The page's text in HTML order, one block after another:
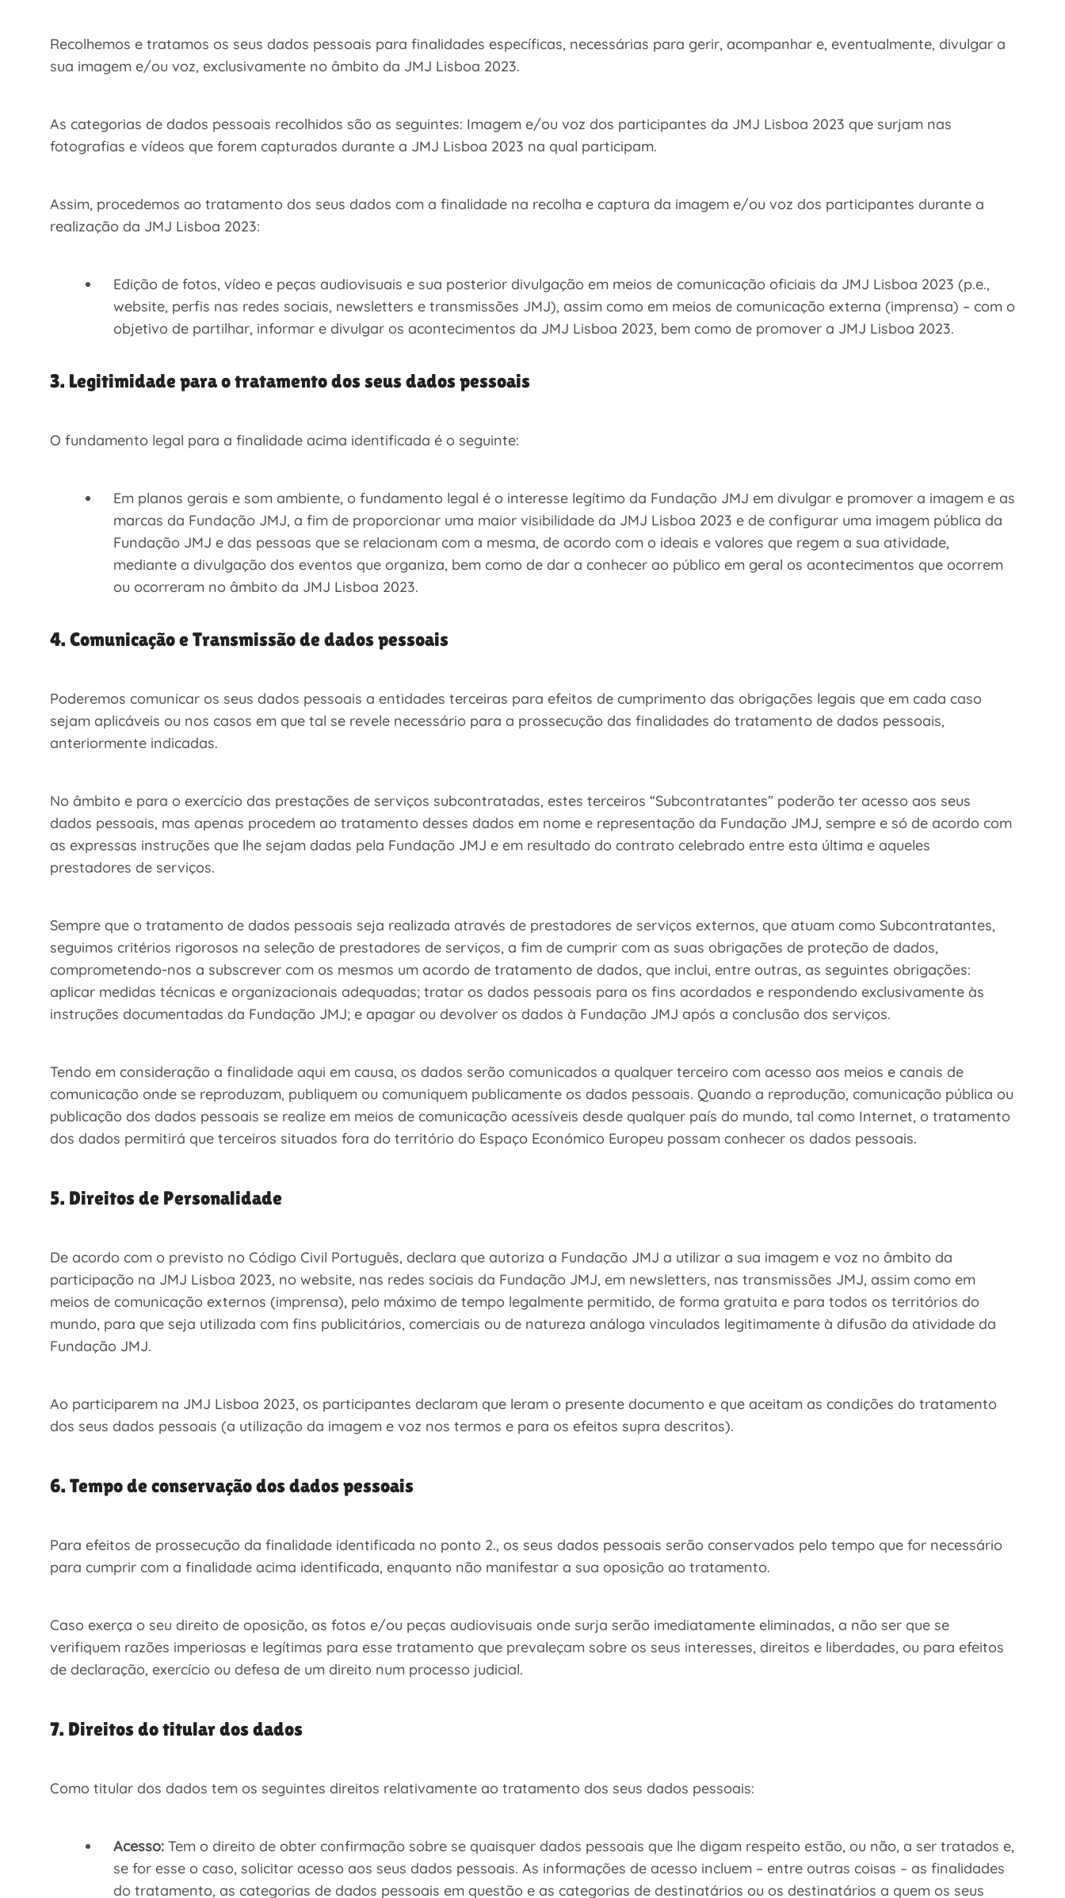
Recolhemos e tratamos os seus dados pessoais para finalidades específicas, necessárias para gerir, acompanhar e, eventualmente, divulgar a
sua imagem e/ou voz, exclusivamente no âmbito da JMJ Lisboa 2023.
As categorias de dados pessoais recolhidos são as seguintes: Imagem e/ou voz dos participantes da JMJ Lisboa 2023 que surjam nas
fotografias e vídeos que forem capturados durante a JMJ Lisboa 2023 na qual participam.
Assim, procedemos ao tratamento dos seus dados com a finalidade na recolha e captura da imagem e/ou voz dos participantes durante a
realização da JMJ Lisboa 2023:
Edição de fotos, vídeo e peças audiovisuais e sua posterior divulgação em meios de comunicação oficiais da JMJ Lisboa 2023 (p.e.,
website, perfis nas redes sociais, newsletters e transmissões JMJ), assim como em meios de comunicação externa (imprensa) – com o
objetivo de partilhar, informar e divulgar os acontecimentos da JMJ Lisboa 2023, bem como de promover a JMJ Lisboa 2023.
3. Legitimidade para o tratamento dos seus dados pessoais
O fundamento legal para a finalidade acima identificada é o seguinte:
Em planos gerais e som ambiente, o fundamento legal é o interesse legítimo da Fundação JMJ em divulgar e promover a imagem e as
marcas da Fundação JMJ, a fim de proporcionar uma maior visibilidade da JMJ Lisboa 2023 e de configurar uma imagem pública da
Fundação JMJ e das pessoas que se relacionam com a mesma, de acordo com o ideais e valores que regem a sua atividade,
mediante a divulgação dos eventos que organiza, bem como de dar a conhecer ao público em geral os acontecimentos que ocorrem
ou ocorreram no âmbito da JMJ Lisboa 2023.
4. Comunicação e Transmissão de dados pessoais
Poderemos comunicar os seus dados pessoais a entidades terceiras para efeitos de cumprimento das obrigações legais que em cada caso
sejam aplicáveis ou nos casos em que tal se revele necessário para a prossecução das finalidades do tratamento de dados pessoais,
anteriormente indicadas.
No âmbito e para o exercício das prestações de serviços subcontratadas, estes terceiros “Subcontratantes” poderão ter acesso aos seus
dados pessoais, mas apenas procedem ao tratamento desses dados em nome e representação da Fundação JMJ, sempre e só de acordo com
as expressas instruções que lhe sejam dadas pela Fundação JMJ e em resultado do contrato celebrado entre esta última e aqueles
prestadores de serviços.
Sempre que o tratamento de dados pessoais seja realizada através de prestadores de serviços externos, que atuam como Subcontratantes,
seguimos critérios rigorosos na seleção de prestadores de serviços, a fim de cumprir com as suas obrigações de proteção de dados,
comprometendo-nos a subscrever com os mesmos um acordo de tratamento de dados, que inclui, entre outras, as seguintes obrigações:
aplicar medidas técnicas e organizacionais adequadas; tratar os dados pessoais para os fins acordados e respondendo exclusivamente às
instruções documentadas da Fundação JMJ; e apagar ou devolver os dados à Fundação JMJ após a conclusão dos serviços.
Tendo em consideração a finalidade aqui em causa, os dados serão comunicados a qualquer terceiro com acesso aos meios e canais de
comunicação onde se reproduzam, publiquem ou comuniquem publicamente os dados pessoais. Quando a reprodução, comunicação pública ou
publicação dos dados pessoais se realize em meios de comunicação acessíveis desde qualquer país do mundo, tal como Internet, o tratamento
dos dados permitirá que terceiros situados fora do território do Espaço Económico Europeu possam conhecer os dados pessoais.
5. Direitos de Personalidade
De acordo com o previsto no Código Civil Português, declara que autoriza a Fundação JMJ a utilizar a sua imagem e voz no âmbito da
participação na JMJ Lisboa 2023, no website, nas redes sociais da Fundação JMJ, em newsletters, nas transmissões JMJ, assim como em
meios de comunicação externos (imprensa), pelo máximo de tempo legalmente permitido, de forma gratuita e para todos os territórios do
mundo, para que seja utilizada com fins publicitários, comerciais ou de natureza análoga vinculados legitimamente à difusão da atividade da
Fundação JMJ.
Ao participarem na JMJ Lisboa 2023, os participantes declaram que leram o presente documento e que aceitam as condições do tratamento
dos seus dados pessoais (a utilização da imagem e voz nos termos e para os efeitos supra descritos).
6. Tempo de conservação dos dados pessoais
Para efeitos de prossecução da finalidade identificada no ponto 2., os seus dados pessoais serão conservados pelo tempo que for necessário
para cumprir com a finalidade acima identificada, enquanto não manifestar a sua oposição ao tratamento.
Caso exerça o seu direito de oposição, as fotos e/ou peças audiovisuais onde surja serão imediatamente eliminadas, a não ser que se
verifiquem razões imperiosas e legítimas para esse tratamento que prevaleçam sobre os seus interesses, direitos e liberdades, ou para efeitos
de declaração, exercício ou defesa de um direito num processo judicial.
7. Direitos do titular dos dados
Como titular dos dados tem os seguintes direitos relativamente ao tratamento dos seus dados pessoais:
Acesso: Tem o direito de obter confirmação sobre se quaisquer dados pessoais que lhe digam respeito estão, ou não, a ser tratados e,
se for esse o caso, solicitar acesso aos seus dados pessoais. As informações de acesso incluem – entre outras coisas – as finalidades
do tratamento, as categorias de dados pessoais em questão e as categorias de destinatários ou os destinatários a quem os seus